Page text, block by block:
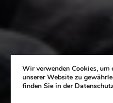
Wir verwenden Cookies,
unserer Website zu
finden Sie in der